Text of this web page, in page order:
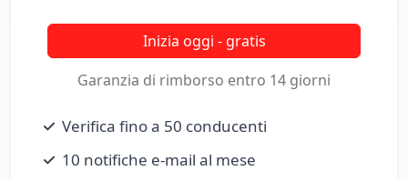
Inizia oggi - gratis
Garanzia di rimborso entro 14 giorni
Verifica fino a 50 conducenti
10 notifiche e‑mail al mese